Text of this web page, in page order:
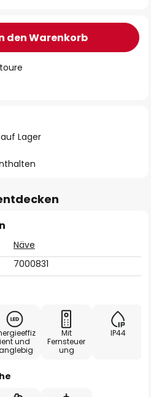
den Warenkorb
Lager
Näve
7000831
ient und
Mit
Fernsteuer
ung
IP44